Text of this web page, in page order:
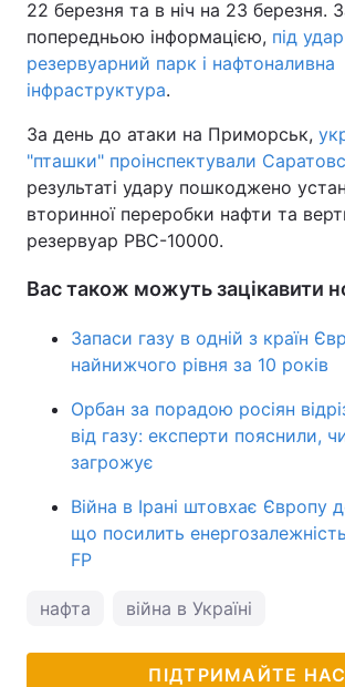
22 березня та в ніч на 23 березня.
попередньою інформацією, під
резервуарний парк і нафтоналивна
інфраструктура.
За день до атаки на Приморськ,
"пташки" проінспектували
результаті удару пошкоджено
вторинної переробки нафти та
резервуар РВС-10000.
Вас також можуть зацікавити
Запаси газу в одній з країн
найнижчого рівня за 10 років
Орбан за порадою росіян
від газу: експерти пояснили,
загрожує
Війна в Ірані штовхає Європу
що посилить енергозалежність
FP
нафта війна в Україні
ПІДТРИМАЙТЕ НАС